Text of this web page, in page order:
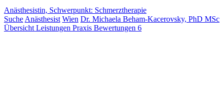
Anästhesistin, Schwerpunkt: Schmerztherapie
Suche Anästhesist Wien Dr. Michaela Beham-Kacerovsky, PhD MSc
Übersicht Leistungen Praxis Bewertungen 6